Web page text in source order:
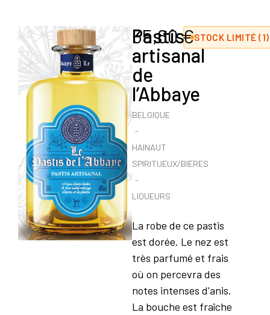
Pastis
artisanal
de
l’Abbaye
BELGIQUE
HAINAUT
SPIRITUEUX/BIÈRES
LIQUEURS
35,60€STOCK LIMITÉ (1)
La robe de ce pastis
est dorée. Le nez est
très parfumé et frais
où on percevra des
notes intenses d'anis.
La bouche est fraîche